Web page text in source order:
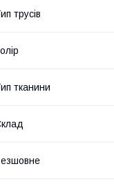
трусів
тканини